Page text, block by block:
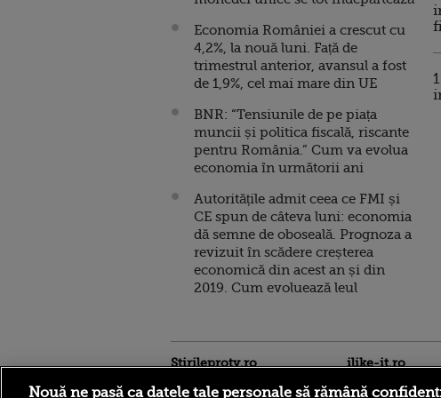
Economia României a crescut cu
4,2%, la nouă luni. Față de
trimestrul anterior, avansul a fost
de 1,9%, cel mai mare din UE
BNR: “Tensiunile de pe piața
muncii și politica fiscală, riscante
pentru România.” Cum va evolua
economia în următorii ani
Autoritățile admit ceea ce FMI și
CE spun de câteva luni: economia
dă semne de oboseală. Prognoza a
revizuit în scădere creșterea
economică din acest an și din
2019. Cum evoluează leul
Stirileprotv.ro ilike-it.ro
Nouă ne pasă ca datele tale personale să rămână